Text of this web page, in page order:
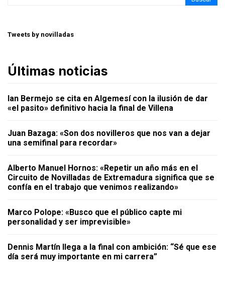
Tweets by novilladas
Últimas noticias
Ian Bermejo se cita en Algemesí con la ilusión de dar
«el pasito» definitivo hacia la final de Villena
Juan Bazaga: «Son dos novilleros que nos van a dejar
una semifinal para recordar»
Alberto Manuel Hornos: «Repetir un año más en el
Circuito de Novilladas de Extremadura significa que se
confía en el trabajo que venimos realizando»
Marco Polope: «Busco que el público capte mi
personalidad y ser imprevisible»
Dennis Martín llega a la final con ambición: “Sé que ese
día será muy importante en mi carrera”